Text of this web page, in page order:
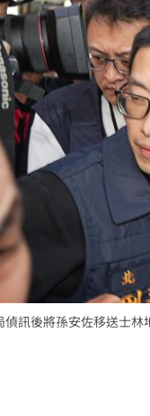
偵訊後將孫安佐移送士林